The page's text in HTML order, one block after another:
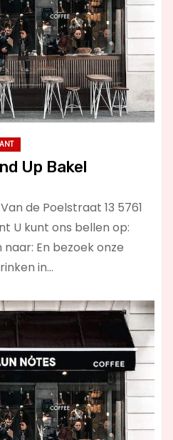
Up Bakel
de Poelstraat 13 5761
U kunt ons bellen op:
En bezoek onze
in…